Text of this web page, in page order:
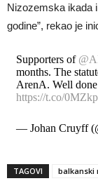
Nizozemska ikada
godine”, rekao je
Supporters of
months. The
ArenA. Well
https://t.co/
— Johan Cruyff
TAGOVI balkanski